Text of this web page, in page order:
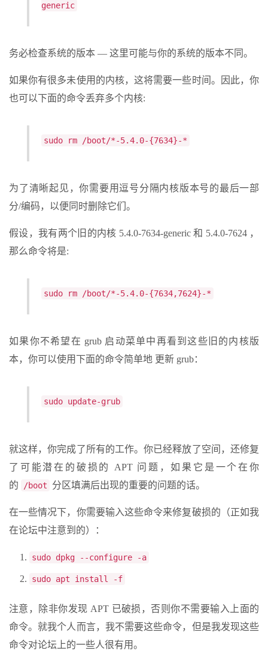
generic
务必检查系统的版本 — 这里可能与你的系统的版本不同。
如果你有很多未使用的内核，这将需要一些时间。因此，你
也可以下面的命令丢弃多个内核:
sudo rm /boot/*-5.4.0-{7634}-*
为了清晰起见，你需要用逗号分隔内核版本号的最后一部
分/编码，以便同时删除它们。
假设，我有两个旧的内核 5.4.0-7634-generic 和 5.4.0-7624 ，
那么命令将是:
sudo rm /boot/*-5.4.0-{7634,7624}-*
如果你不希望在 grub 启动菜单中再看到这些旧的内核版
本，你可以使用下面的命令简单地 更新 grub：
sudo update-grub
就这样，你完成了所有的工作。你已经释放了空间，还修复
了可能潜在的破损的 APT 问题，如果它是一个在你
的
/boot 分区填满后出现的重要的问题的话。
在一些情况下，你需要输入这些命令来修复破损的（正如我
在论坛中注意到的）：
sudo dpkg --configure -a
sudo apt install -f
注意，除非你发现 APT 已破损，否则你不需要输入上面的
命令。就我个人而言，我不需要这些命令，但是我发现这些
命令对论坛上的一些人很有用。